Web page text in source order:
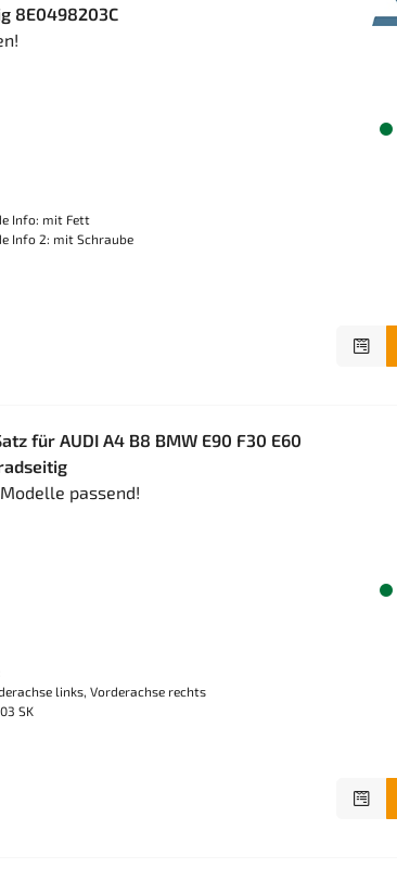
8E0498203C
Info: mit Fett
Info 2: mit Schraube
für AUDI A4 B8 BMW E90 F30 E60
passend!
links, Vorderachse rechts
SK